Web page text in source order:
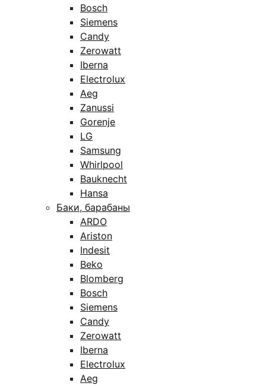
Bosch
Siemens
Candy
Zerowatt
Iberna
Electrolux
Aeg
Zanussi
Gorenje
LG
Samsung
Whirlpool
Bauknecht
Hansa
Баки, барабаны
ARDO
Ariston
Indesit
Beko
Blomberg
Bosch
Siemens
Candy
Zerowatt
Iberna
Electrolux
Aeg